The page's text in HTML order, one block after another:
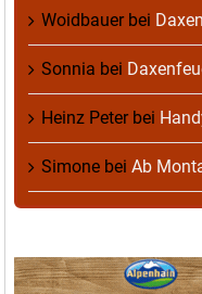
Woidbauerbei
Sonnia bei
Heinz Peterbei
Simone bei Ab